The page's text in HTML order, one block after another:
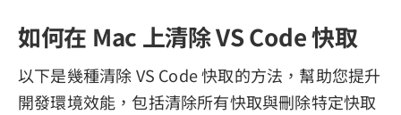
如何在 Mac 上清除 VS Code 快取
以下是幾種清除 VS Code 快取的方法，幫助您提升
開發環境效能，包括清除所有快取與刪除特定快取